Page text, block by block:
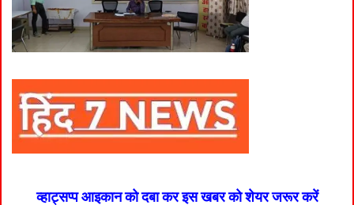
व्हाट्सप्प आइकान को दबा कर इस खबर को शेयर जरूर करें